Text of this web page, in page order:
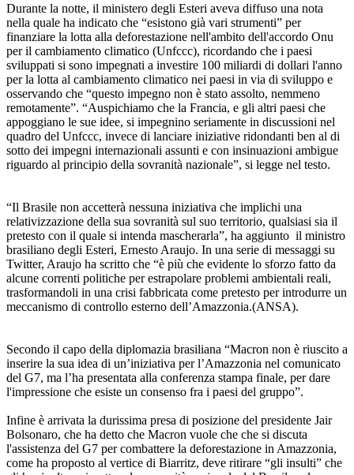
Durante la notte, il ministero degli Esteri aveva diffuso una nota
nella quale ha indicato che “esistono già vari strumenti” per
finanziare la lotta alla deforestazione nell'ambito dell'accordo Onu
per il cambiamento climatico (Unfccc), ricordando che i paesi
sviluppati si sono impegnati a investire 100 miliardi di dollari l'anno
per la lotta al cambiamento climatico nei paesi in via di sviluppo e
osservando che “questo impegno non è stato assolto, nemmeno
remotamente”. “Auspichiamo che la Francia, e gli altri paesi che
appoggiano le sue idee, si impegnino seriamente in discussioni nel
quadro del Unfccc, invece di lanciare iniziative ridondanti ben al di
sotto dei impegni internazionali assunti e con insinuazioni ambigue
riguardo al principio della sovranità nazionale”, si legge nel testo.
“Il Brasile non accetterà nessuna iniziativa che implichi una
relativizzazione della sua sovranità sul suo territorio, qualsiasi sia il
pretesto con il quale si intenda mascherarla”, ha aggiunto il ministro
brasiliano degli Esteri, Ernesto Araujo. In una serie di messaggi su
Twitter, Araujo ha scritto che “è più che evidente lo sforzo fatto da
alcune correnti politiche per estrapolare problemi ambientali reali,
trasformandoli in una crisi fabbricata come pretesto per introdurre un
meccanismo di controllo esterno dell’Amazzonia.(ANSA).
Secondo il capo della diplomazia brasiliana “Macron non è riuscito a
inserire la sua idea di un’iniziativa per l’Amazzonia nel comunicato
del G7, ma l’ha presentata alla conferenza stampa finale, per dare
l'impressione che esiste un consenso fra i paesi del gruppo”.
Infine è arrivata la durissima presa di posizione del presidente Jair
Bolsonaro, che ha detto che Macron vuole che che si discuta
l'assistenza del G7 per combattere la deforestazione in Amazzonia,
come ha proposto al vertice di Biarritz, deve ritirare “gli insulti” che